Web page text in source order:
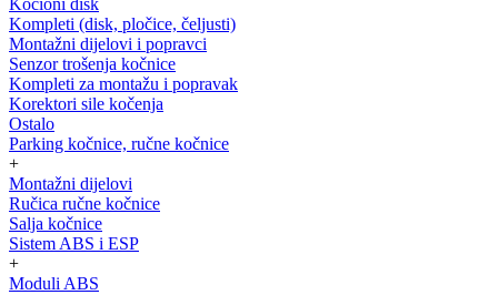
Kočioni disk
Kompleti (disk, pločice, čeljusti)
Montažni dijelovi i popravci
Senzor trošenja kočnice
Kompleti za montažu i popravak
Korektori sile kočenja
Ostalo
Parking kočnice, ručne kočnice
+
Montažni dijelovi
Ručica ručne kočnice
Salja kočnice
Sistem ABS i ESP
+
Moduli ABS